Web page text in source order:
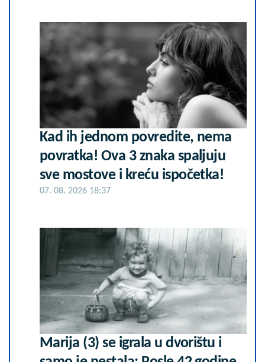
Kad ih jednom povredite, nema
povratka! Ova 3 znaka spaljuju
sve mostove i kreću ispočetka!
07. 08. 2026 18:37
Marija (3) se igrala u dvorištu i